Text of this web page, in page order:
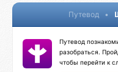
Путевод •
Путевод
разобраться.
чтобы перейти к